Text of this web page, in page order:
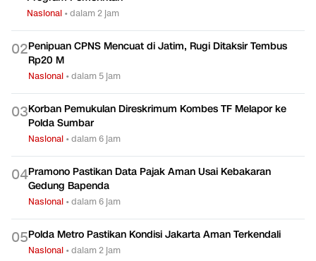
Nasional •dalam 2 jam
02Penipuan CPNS Mencuat di Jatim, Rugi Ditaksir Tembus
Rp20 M
Nasional •dalam 5 jam
03Korban Pemukulan Direskrimum Kombes TF Melapor ke
Polda Sumbar
Nasional •dalam 6 jam
04Pramono Pastikan Data Pajak Aman Usai Kebakaran
Gedung Bapenda
Nasional •dalam 6 jam
05Polda Metro Pastikan Kondisi Jakarta Aman Terkendali
Nasional •dalam 2 jam